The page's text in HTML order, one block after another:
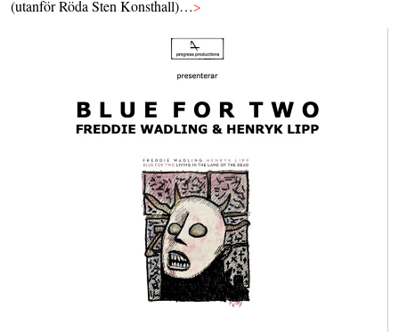
(utanför Röda Sten Konsthall)…>